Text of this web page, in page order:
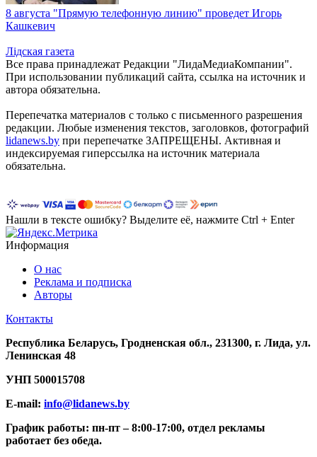
8 августа "Прямую телефонную линию" проведет Игорь
Кашкевич
Лiдская газета
Все права принадлежат Редакции "ЛидаМедиаКомпании".
При использовании публикаций сайта, ссылка на источник и
автора обязательна.
Перепечатка материалов c только с письменного разрешения
редакции. Любые изменения текстов, заголовков, фотографий
lidanews.by при перепечатке ЗАПРЕЩЕНЫ. Активная и
индексируемая гиперссылка на источник материала
обязательна.
Нашли в тексте ошибку? Выделите её, нажмите Ctrl + Enter
Информация
О нас
Реклама и подписка
Авторы
Контакты
Республика Беларусь, Гродненская обл., 231300, г. Лида, ул.
Ленинская 48
УНП 500015708
E-mail: info@lidanews.by
График работы: пн-пт –8:00-17:00, отдел рекламы
работает без обеда.